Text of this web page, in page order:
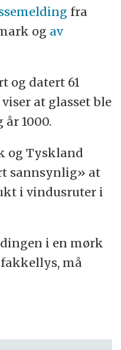
fra
og av
og datert 61
at glasset ble
1000.
og Tyskland
sannsynlig» at
i vindusruter i
i en mørk
må